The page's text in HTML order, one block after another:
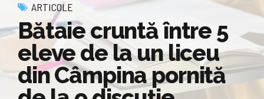
ARTICOLE
Bătaie cruntă între 5
eleve de la un liceu
din Câmpina pornită